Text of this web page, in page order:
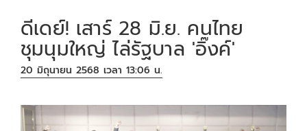
ดีเดย์! เสาร์ 28 มิ.ย. คนไทย
ชุมนุมใหญ่ ไล่รัฐบาล 'อิ๊งค์'
20 มิถุนายน 2568 เวลา 13:06 น.